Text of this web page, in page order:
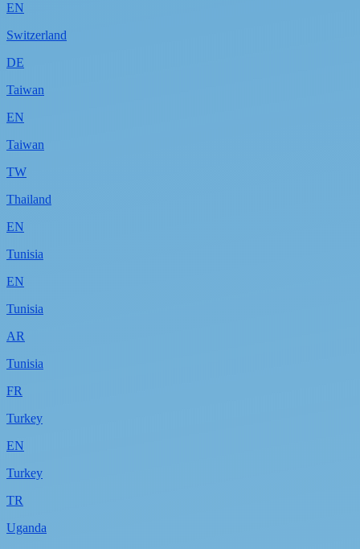
EN
Switzerland
DE
Taiwan
EN
Taiwan
TW
Thailand
EN
Tunisia
EN
Tunisia
AR
Tunisia
FR
Turkey
EN
Turkey
TR
Uganda